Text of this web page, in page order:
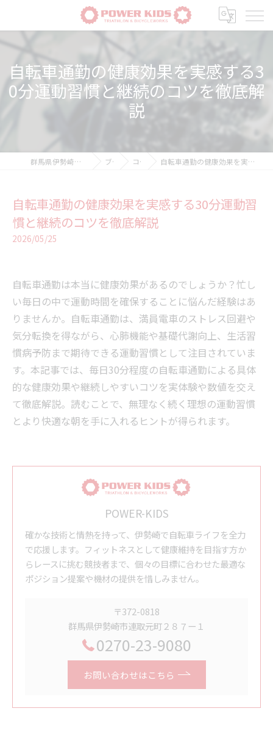
自転車通勤の健康効果を実感する3
0分運動習慣と継続のコツを徹底解
説
群馬県伊勢崎の自転車ならPOWER-KIDS ブログ コラム 自転車通勤の健康効果を実感する30分運動習慣と継続のコツを徹底解説
自転車通勤の健康効果を実感する30分運動習
慣と継続のコツを徹底解説
2026/05/25
自転車通勤は本当に健康効果があるのでしょうか？忙し
い毎日の中で運動時間を確保することに悩んだ経験はあ
りませんか。自転車通勤は、満員電車のストレス回避や
気分転換を得ながら、心肺機能や基礎代謝向上、生活習
慣病予防まで期待できる運動習慣として注目されていま
す。本記事では、毎日30分程度の自転車通勤による具体
的な健康効果や継続しやすいコツを実体験や数値を交え
て徹底解説。読むことで、無理なく続く理想の運動習慣
とより快適な朝を手に入れるヒントが得られます。
POWER-KIDS
確かな技術と情熱を持って、伊勢崎で自転車ライフを全力
で応援します。フィットネスとして健康維持を目指す方か
らレースに挑む競技者まで、個々の目標に合わせた最適な
ポジション提案や機材の提供を惜しみません。
〒372-0818
群馬県伊勢崎市連取元町２８７ー１
0270-23-9080
お問い合わせはこちら